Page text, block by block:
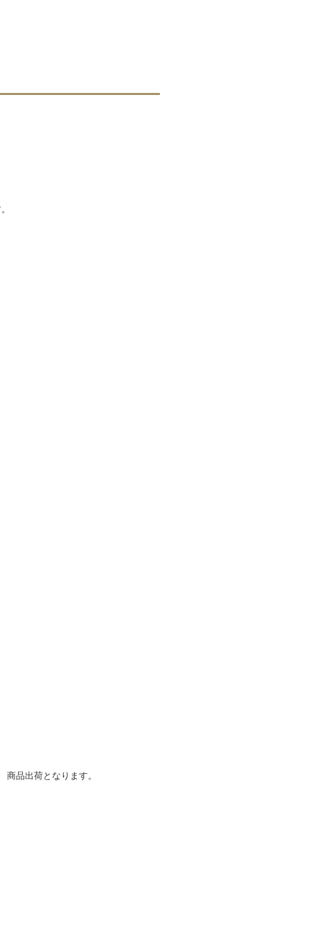
品出荷となります。